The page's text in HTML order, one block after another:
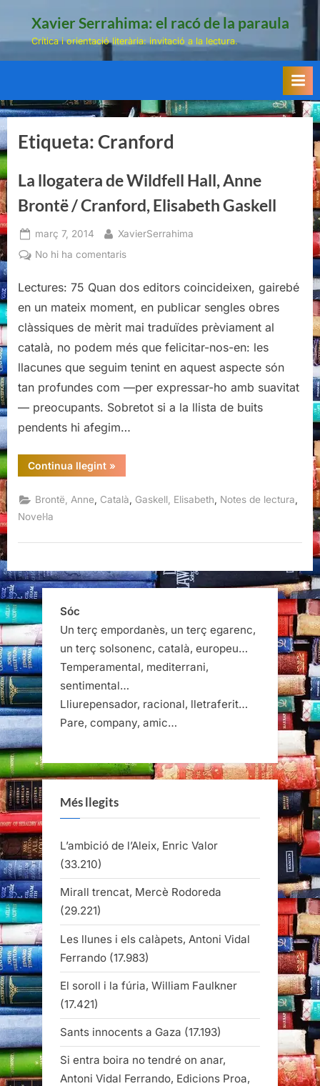
Xavier Serrahima: el racó de la paraula
Crítica i orientació literària: invitació a la lectura.
Etiqueta:Cranford
La llogatera de Wildfell Hall, Anne
Brontë / Cranford, Elisabeth Gaskell
Posted
on
març 7, 2014 By
XavierSerrahima
No hi ha comentarisa
llogatera
de
Hall,
Anne
Brontë
/
Cranford,
Gaskell
Lectures: 75 Quan dos editors coincideixen, gairebé
en un mateix moment, en publicar sengles obres
clàssiques de mèrit mai traduïdes prèviament al
català, no podem més que felicitar-nos-en: les
llacunes que seguim tenint en aquest aspecte són
tan profundes com —per expressar-ho amb suavitat
— preocupants. Sobretot si a la llista de buits
pendents hi afegim…
Continua llegint“La
llogatera
Wildfell
Hall,
Cranford,
»
Brontë, Anne Català Gaskell, Elisabeth Notes de lectura
Novel·la
Sóc
Un terç empordanès, un terç egarenc,
un terç solsonenc, català, europeu…
Temperamental, mediterrani,
sentimental…
Lliurepensador, racional, lletraferit…
Pare, company, amic…
Més llegits
L’ambició de l’Aleix, Enric Valor
(33.210)
Mirall trencat, Mercè Rodoreda
(29.221)
Les llunes i els calàpets, Antoni Vidal
Ferrando (17.983)
El soroll i la fúria, William Faulkner
(17.421)
Sants innocents a Gaza (17.193)
Si entra boira no tendré on anar,
Antoni Vidal Ferrando, Edicions Proa,